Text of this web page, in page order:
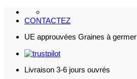
Passer
CONTACTEZ
UE approuvées Graines à germer
Livraison 3-6 jours ouvrés